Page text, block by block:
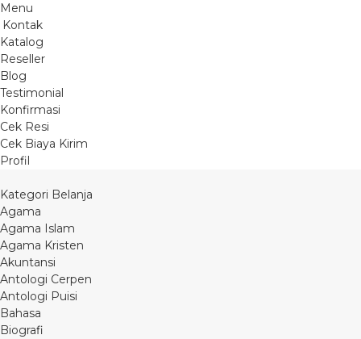
Menu
Kontak
Katalog
Reseller
Blog
Testimonial
Konfirmasi
Cek Resi
Cek Biaya Kirim
Profil
Kategori Belanja
Agama
Agama Islam
Agama Kristen
Akuntansi
Antologi Cerpen
Antologi Puisi
Bahasa
Biografi